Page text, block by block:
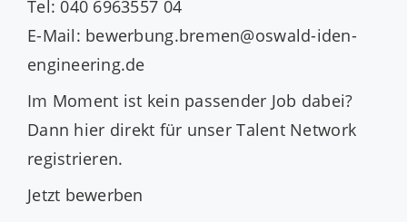
Tel: 040 6963557 04
E-Mail: bewerbung.bremen@oswald-iden-
engineering.de
Im Moment ist kein passender Job dabei?
Dann hier direkt für unser Talent Network
registrieren.
Jetzt bewerben